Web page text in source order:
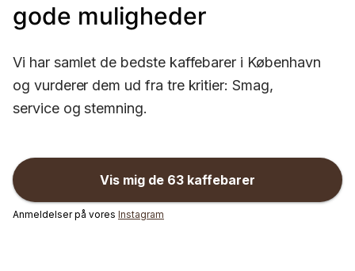
gode muligheder
Vi har samlet de bedste kaffebarer i København
og vurderer dem ud fra tre kritier: Smag,
service og stemning.
Vis mig de 63 kaffebarer
Anmeldelser på vores Instagram